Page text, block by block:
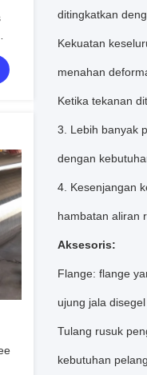
ditingkatkan
Kekuatan
menahan
Ketika tekanan
3. Lebih banyak
dengan
4. Kesenjangan
hambatan aliran
Aksesoris:
Flange: flange
ujung jala disegel
Tulang rusuk
kebutuhan